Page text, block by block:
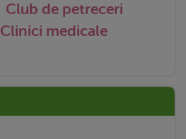
Club de petreceri
Clinici medicale